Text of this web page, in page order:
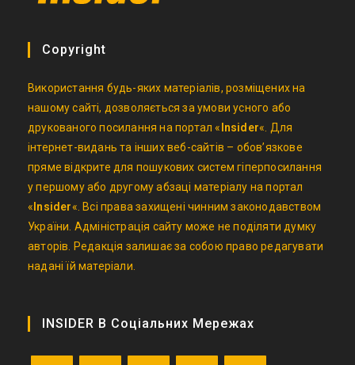
Copyright
Використання будь-яких матеріалів, розміщених на
нашому сайті, дозволяється за умови усного або
друкованого посилання на портал « Insider«. Для
інтернет-видань та інших веб-сайтів – обов’язкове
пряме відкрите для пошукових систем гіперпосилання
у першому або другому абзаці матеріалу на портал
« Insider«. Всі права захищені чинним законодавством
України. Адміністрація сайту може не поділяти думку
авторів. Редакція залишає за собою право редагувати
надані їй матеріали.
INSIDER В Соціальних Мережах